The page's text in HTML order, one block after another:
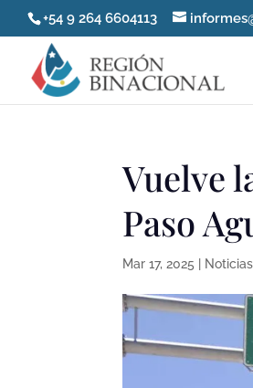
+54 9 264 6604113
Vuelve
Paso
Mar 17, 2025 Noticias